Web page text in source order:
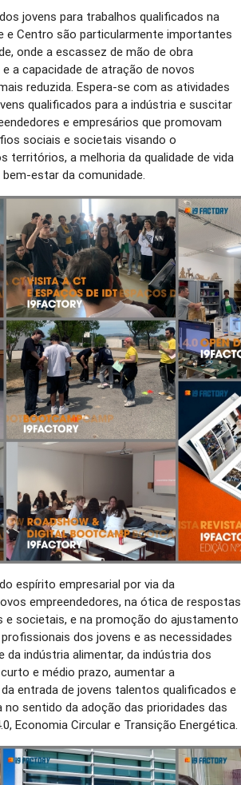
jovens para trabalhos qualificados na
e Centro são particularmente importantes
onde a escassez de mão de obra
a capacidade de atração de novos
reduzida. Espera-se com as atividades
qualificados para a indústria e suscitar
e empresários que promovam
sociais e societais visando o
territórios, a melhoria da qualidade de vida
estar da comunidade.
espírito empresarial por via da
empreendedores, na ótica de respostas
societais, e na promoção do ajustamento
dos jovens e as necessidades
da indústria alimentar, da indústria dos
e médio prazo, aumentar a
entrada de jovens talentos qualificados e
sentido da adoção das prioridades das
Economia Circular e Transição Energética.